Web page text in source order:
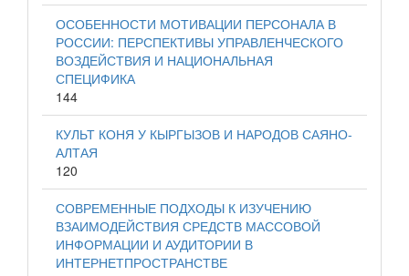
ОСОБЕННОСТИ МОТИВАЦИИ ПЕРСОНАЛА В
РОССИИ: ПЕРСПЕКТИВЫ УПРАВЛЕНЧЕСКОГО
ВОЗДЕЙСТВИЯ И НАЦИОНАЛЬНАЯ
СПЕЦИФИКА
144
КУЛЬТ КОНЯ У КЫРГЫЗОВ И НАРОДОВ САЯНО-
АЛТАЯ
120
СОВРЕМЕННЫЕ ПОДХОДЫ К ИЗУЧЕНИЮ
ВЗАИМОДЕЙСТВИЯ СРЕДСТВ МАССОВОЙ
ИНФОРМАЦИИ И АУДИТОРИИ В
ИНТЕРНЕТПРОСТРАНСТВЕ